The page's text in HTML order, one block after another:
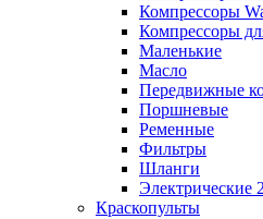
Компрессоры
Компрессоры
Маленькие
Масло
Передвижные
Поршневые
Ременные
Фильтры
Шланги
Электрические
Краскопульты